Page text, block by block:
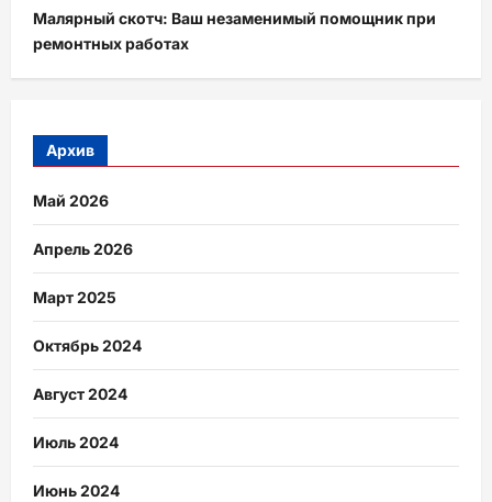
Малярный скотч: Ваш незаменимый помощник при
ремонтных работах
Архив
Май 2026
Апрель 2026
Март 2025
Октябрь 2024
Август 2024
Июль 2024
Июнь 2024